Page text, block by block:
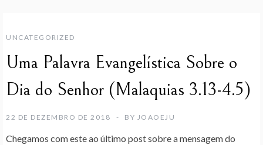
UNCATEGORIZED
Uma Palavra Evangelística Sobre o
Dia do Senhor (Malaquias 3.13-4.5)
22 DE DEZEMBRO DE 2018 BY JOAOEJU
Chegamos com este ao último post sobre a mensagem do